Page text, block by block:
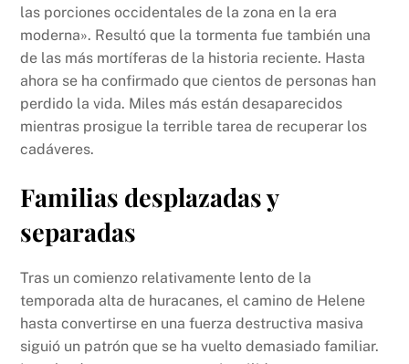
las porciones occidentales de la zona en la era
moderna». Resultó que la tormenta fue también una
de las más mortíferas de la historia reciente. Hasta
ahora se ha confirmado que cientos de personas han
perdido la vida. Miles más están desaparecidos
mientras prosigue la terrible tarea de recuperar los
cadáveres.
Familias desplazadas y
separadas
Tras un comienzo relativamente lento de la
temporada alta de huracanes, el camino de Helene
hasta convertirse en una fuerza destructiva masiva
siguió un patrón que se ha vuelto demasiado familiar.